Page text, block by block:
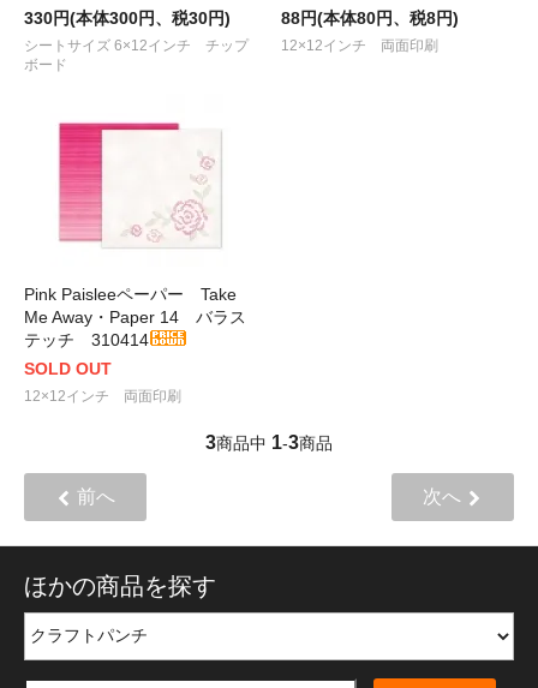
330円(本体300円、税30円)
シートサイズ 6×12インチ チップ
ボード
88円(本体80円、税8円)
12×12インチ 両面印刷
Pink Paisleeペーパー Take
Me Away・Paper 14 バラス
テッチ 310414
SOLD OUT
12×12インチ 両面印刷
3商品中 1-3商品
前へ 次へ
ほかの商品を探す